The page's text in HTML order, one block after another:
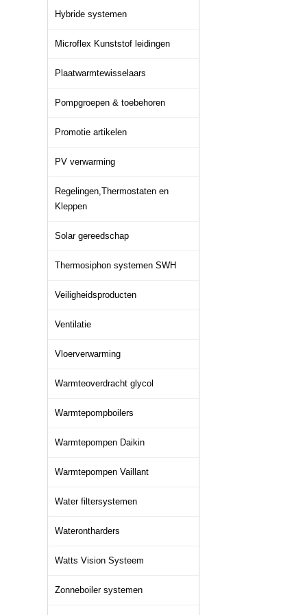
Hybride systemen
Microflex Kunststof leidingen
Plaatwarmtewisselaars
Pompgroepen & toebehoren
Promotie artikelen
PV verwarming
Regelingen,Thermostaten en
Kleppen
Solar gereedschap
Thermosiphon systemen SWH
Veiligheidsproducten
Ventilatie
Vloerverwarming
Warmteoverdracht glycol
Warmtepompboilers
Warmtepompen Daikin
Warmtepompen Vaillant
Water filtersystemen
Waterontharders
Watts Vision Systeem
Zonneboiler systemen